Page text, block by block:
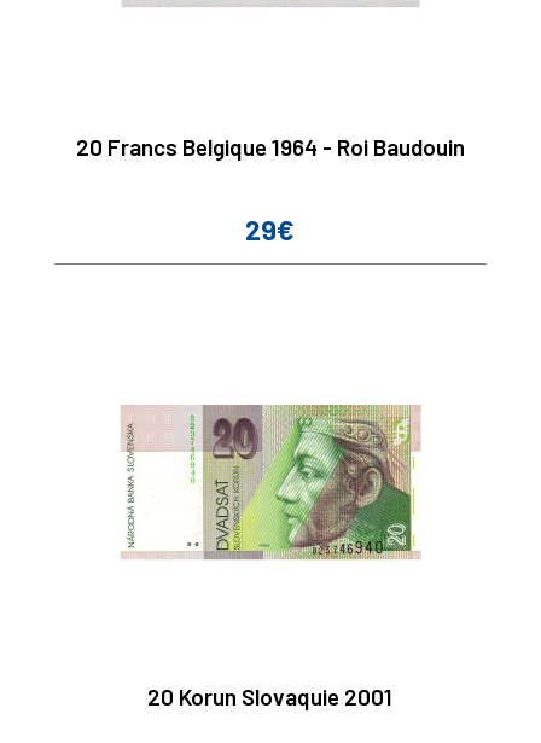
20 Francs Belgique 1964 - Roi Baudouin
Prix
29€
20 Korun Slovaquie 2001